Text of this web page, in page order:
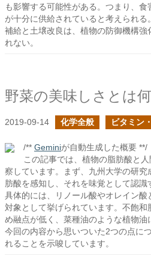
も影響する可能性がある。つまり、
が十分に供給されていると考えられ
補給と土壌改良は、植物の防御機構強
れない。
野菜の美味しさとは
2019-09-14 化学全般 ビタミン
/** Geminiが自動生成した概要 **/
この記事では、植物の脂肪酸と
察しています。まず、九州大学の研
肪酸を感知し、それを味覚として認識
具体的には、リノール酸やオレイン
対象として挙げられています。不飽和
め融点が低く、菜種油のような植物油
今回の内容から思いついた2つの点に
れることを示唆しています。